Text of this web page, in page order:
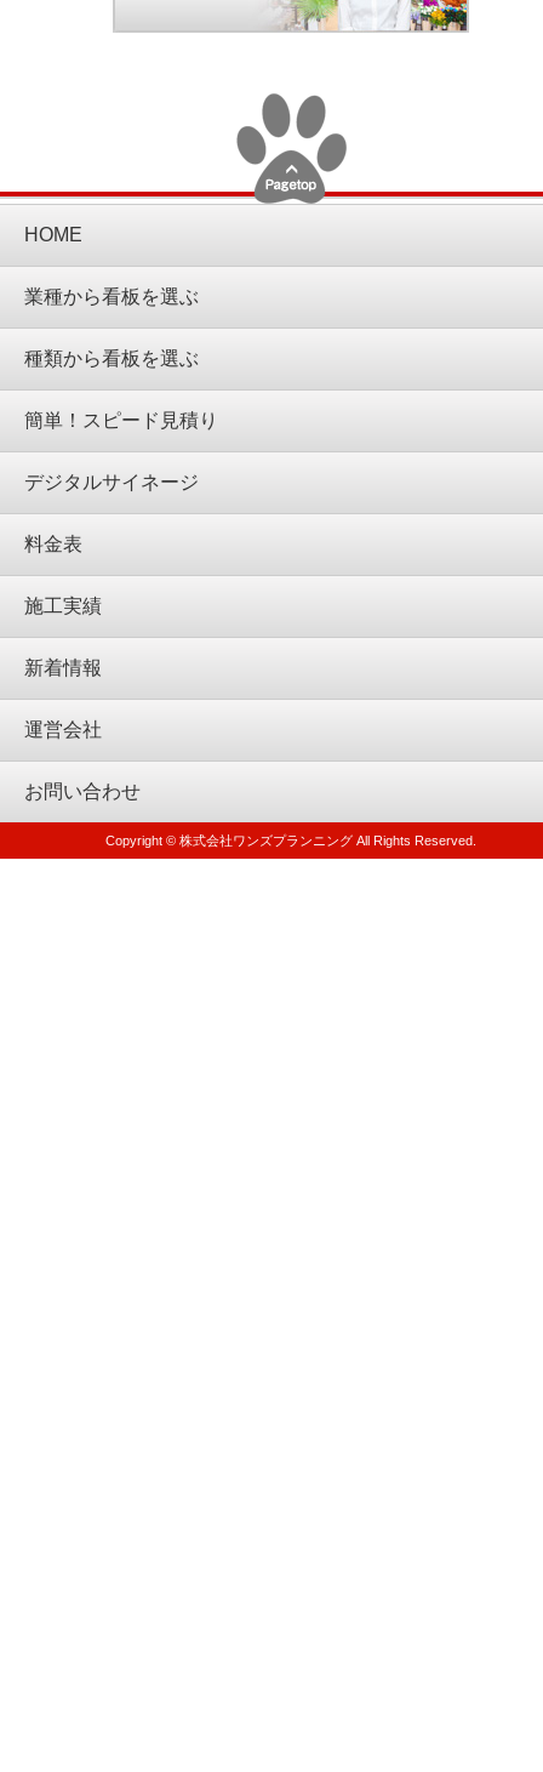
HOME
業種から看板を選ぶ
種類から看板を選ぶ
簡単！スピード見積り
デジタルサイネージ
料金表
施工実績
新着情報
運営会社
お問い合わせ
Copyright © 株式会社ワンズプランニング All Rights Reserved.